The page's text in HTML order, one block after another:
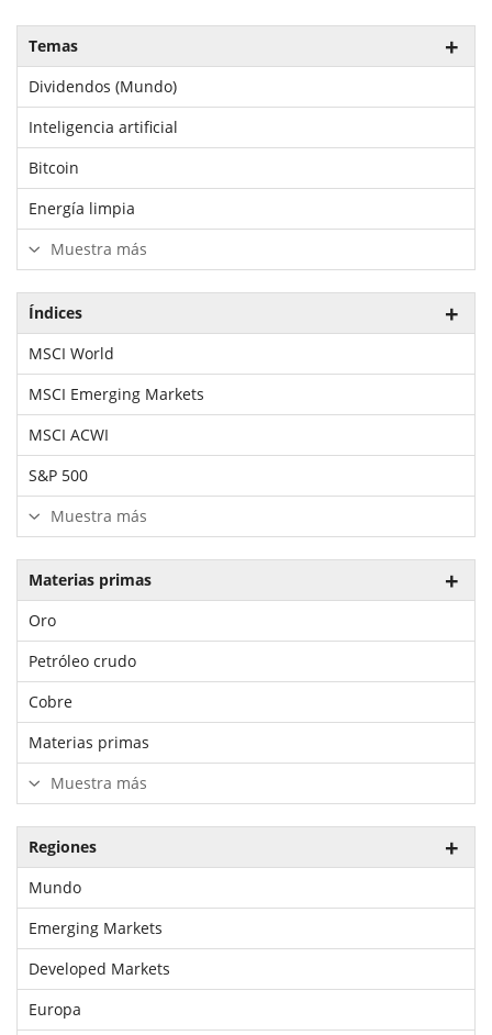
Temas
Dividendos (Mundo)
Inteligencia artificial
Bitcoin
Energía limpia
Muestra más
Índices
MSCI World
MSCI Emerging Markets
MSCI ACWI
S&P 500
Muestra más
Materias primas
Oro
Petróleo crudo
Cobre
Materias primas
Muestra más
Regiones
Mundo
Emerging Markets
Developed Markets
Europa